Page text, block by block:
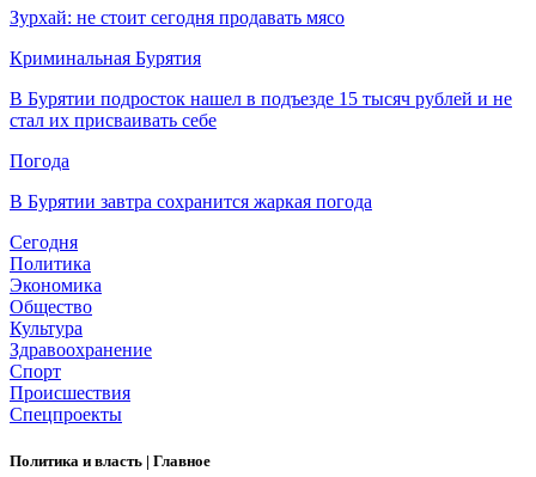
Зурхай: не стоит сегодня продавать мясо
Криминальная Бурятия
В Бурятии подросток нашел в подъезде 15 тысяч рублей и не
стал их присваивать себе
Погода
В Бурятии завтра сохранится жаркая погода
Сегодня
Политика
Экономика
Общество
Культура
Здравоохранение
Спорт
Происшествия
Спецпроекты
Политика и власть | Главное